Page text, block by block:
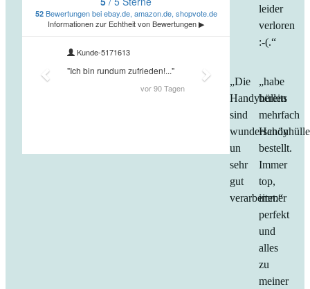
leider
verloren
:-(.“
„Die
Handyhüllen
sind
wunderschön
un
sehr
gut
verarbeitet.“
„habe
bereits
mehrfach
bestellt.
Immer
top,
immer
perfekt
und
alles
zu
meiner